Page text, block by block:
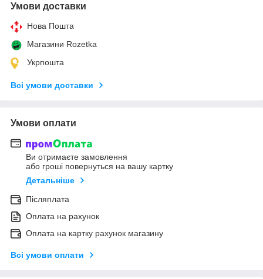
Умови доставки
Нова Пошта
Магазини Rozetka
Укрпошта
Всі умови доставки
Умови оплати
Ви отримаєте замовлення
або гроші повернуться на вашу картку
Детальніше
Післяплата
Оплата на рахунок
Оплата на картку рахунок магазину
Всі умови оплати